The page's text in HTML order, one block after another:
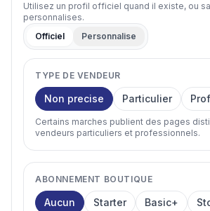
Utilisez un profil officiel quand il existe, ou
personnalises.
Officiel
Personnalise
TYPE DE VENDEUR
Non precise Particulier
Certains marches publient des pages
vendeurs particuliers et professionnels.
ABONNEMENT BOUTIQUE
Aucun Starter Basic+